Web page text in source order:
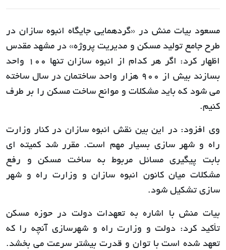
مسعود بیات منش در «گردهمایی جایگاه انبوه سازان در
طرح جامع تولید مسکن و مدیریت پروژه» در مشهد مقدس
اظهار کرد: اگر هر کدام از انبوه سازان تنها 100 واحد
بسازند بیش از 900 هزار واحد ساختمان در سال ساخته
می شود که باید مشکلات و موانع ساخت مسکن را بر طرف
کنیم.
وی افزود: در این بین نقش انبوه سازان در کنار وزارت
راه و شهر سازی بسیار مهم است. مقرر شد کمیته ای
بابت پیگیری مسائل مربوط به ساخت مسکن و رفع
مشکلات میان کانون انبوه سازان و وزارت راه و شهر
سازی تشکیل شود.
بیات منش با اشاره به تعهدات دولت در حوزه مسکن
تأکید کرد: دولت و وزارت راه و شهرسازی آنچه را که
تعهد شده است با توان و قدرت بیشتر سرعت می بخشد.